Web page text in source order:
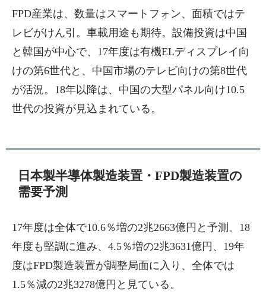
FPD産業は、数量はスマートフォン、面積ではテ
レビがけん引。車載用途も期待。設備投資は中国
と韓国が中心で、17年度は有機ELディスプレイ向
けの第6世代と、中国市場のテレビ向けの第8世代
が活況。18年以降は、中国の大型パネル向け10.5
世代の投資が見込まれている。
日本製半導体製造装置・FPD製造装置の
需要予測
17年度は全体で10.6％増の2兆2663億円と予測。18
年度も堅調に進み、4.5％増の2兆3631億円、19年
度はFPD製造装置が調整局面に入り、全体では
1.5％減の2兆3278億円と見ている。